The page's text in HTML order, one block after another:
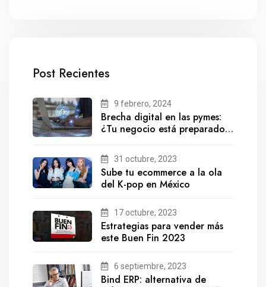
Post Recientes
9 febrero, 2024
Brecha digital en las pymes:
¿Tu negocio está preparado
31 octubre, 2023
Sube tu ecommerce a la ola
del K-pop en México
17 octubre, 2023
Estrategias para vender más
este Buen Fin 2023
6 septiembre, 2023
Bind ERP: alternativa de